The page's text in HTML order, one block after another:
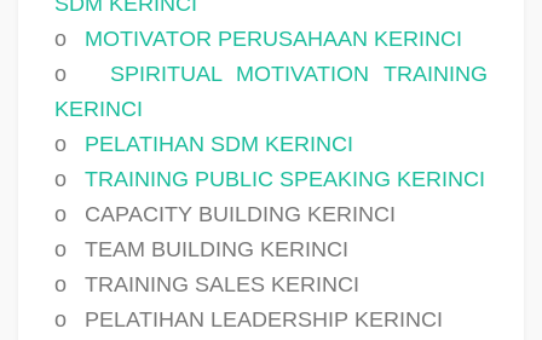
o
MOTIVATOR PERUSAHAAN KERINCI
o
SPIRITUAL MOTIVATION TRAINING
KERINCI
o
PELATIHAN SDM KERINCI
o
TRAINING PUBLIC SPEAKING KERINCI
o
CAPACITY BUILDING KERINCI
o
TEAM BUILDING KERINCI
o
TRAINING SALES KERINCI
o
PELATIHAN LEADERSHIP KERINCI